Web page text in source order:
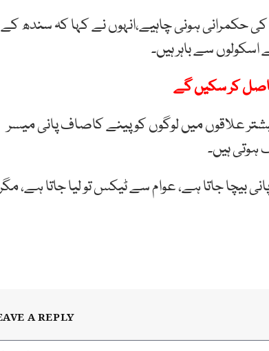
حکمرانی ہونی چاہیے،انہوں نے کہا کہ سندھ کے
علاقوں میں لوگوں کو پینے کاصاف پانی میسر
ہوتی ہیں۔
بیچا جاتا ہے، عوام سے ٹیکس تو لیا جاتا ہے،
A REPLY